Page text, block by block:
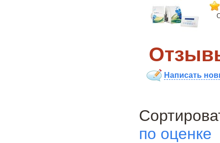
Написать
по оценке